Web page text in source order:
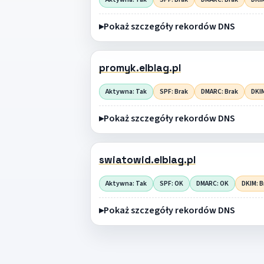
Pokaż szczegóły rekordów DNS
promyk.elblag.pl
Aktywna: Tak SPF: Brak DMARC: Brak
Pokaż szczegóły rekordów DNS
swiatowid.elblag.pl
Aktywna: Tak SPF: OK DMARC: OK DKIM:
Pokaż szczegóły rekordów DNS